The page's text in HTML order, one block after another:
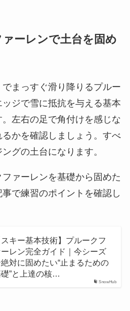
ーレンで土台を固め
まっすぐ滑り降りるプルー
ジで雪に抵抗を与える基本
左右の足で角付けを感じな
かを確認しましょう。すべ
グの土台になります。
ァーレンを基礎から固めた
で練習のポイントを確認し
SnowHub
スキー基本技術】プルークフ
ーレン完全ガイド｜今シーズ
絶対に固めたい“止まるための
”と上達の核…